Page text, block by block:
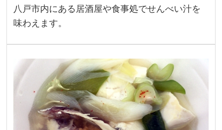
八戸市内にある居酒屋や食事処でせんべい汁を
味わえます。